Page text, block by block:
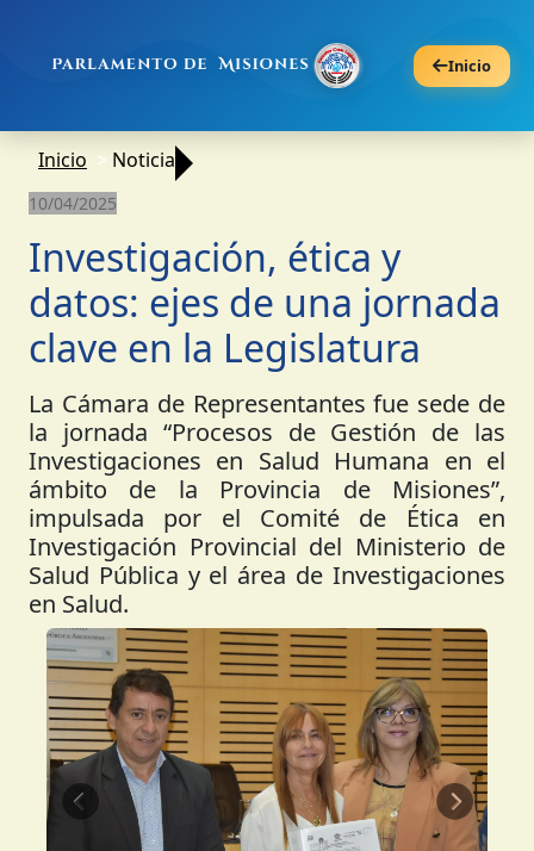
Inicio
Inicio Noticia
10/04/2025
Investigación, ética y
datos: ejes de una jornada
clave en la Legislatura
La Cámara de Representantes fue sede de
la jornada “Procesos de Gestión de las
Investigaciones en Salud Humana en el
ámbito de la Provincia de Misiones”,
impulsada por el Comité de Ética en
Investigación Provincial del Ministerio de
Salud Pública y el área de Investigaciones
en Salud.
Anterior